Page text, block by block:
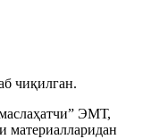
чиқилган.
ЭМТ,
материалларидан